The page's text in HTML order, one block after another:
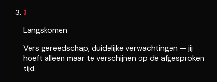
3
Langskomen
Vers gereedschap, duidelijke verwachtingen — jij
hoeft alleen maar te verschijnen op de afgesproken
tijd.